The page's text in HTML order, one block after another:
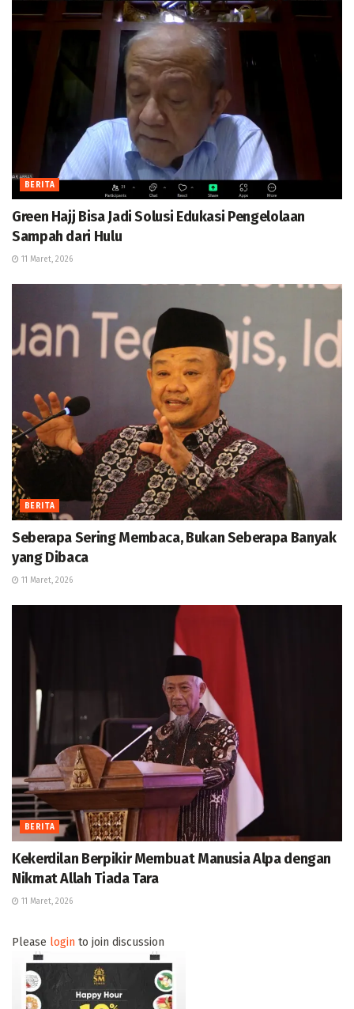
BERITA
Green Hajj Bisa Jadi Solusi Edukasi Pengelolaan
Sampah dari Hulu
11 Maret, 2026
BERITA
Seberapa Sering Membaca, Bukan Seberapa Banyak
yang Dibaca
11 Maret, 2026
BERITA
Kekerdilan Berpikir Membuat Manusia Alpa dengan
Nikmat Allah Tiada Tara
11 Maret, 2026
Please login to join discussion